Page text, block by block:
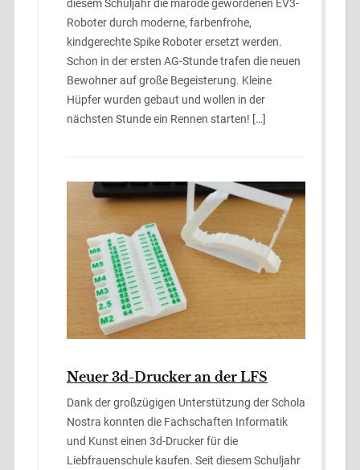
diesem Schuljahr die marode gewordenen EV3-
Roboter durch moderne, farbenfrohe,
kindgerechte Spike Roboter ersetzt werden.
Schon in der ersten AG-Stunde trafen die neuen
Bewohner auf große Begeisterung. Kleine
Hüpfer wurden gebaut und wollen in der
nächsten Stunde ein Rennen starten! […]
Neuer 3d-Drucker an der LFS
Dank der großzügigen Unterstützung der Schola
Nostra konnten die Fachschaften Informatik
und Kunst einen 3d-Drucker für die
Liebfrauenschule kaufen. Seit diesem Schuljahr